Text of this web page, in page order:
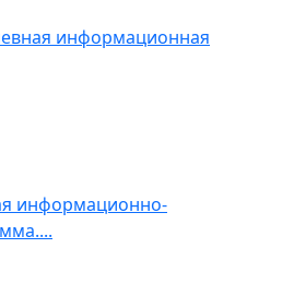
информационная
информационно-